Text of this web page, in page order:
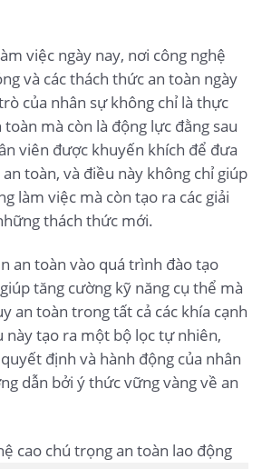
việc ngày nay, nơi công nghệ
và các thách thức an toàn ngày
của nhân sự không chỉ là thực
mà còn là động lực đằng sau
viên được khuyến khích để đưa
toàn, và điều này không chỉ giúp
làm việc mà còn tạo ra các giải
thách thức mới.
an toàn vào quá trình đào tạo
tăng cường kỹ năng cụ thể mà
an toàn trong tất cả các khía cạnh
này tạo ra một bộ lọc tự nhiên,
định và hành động của nhân
dẫn bởi ý thức vững vàng về an